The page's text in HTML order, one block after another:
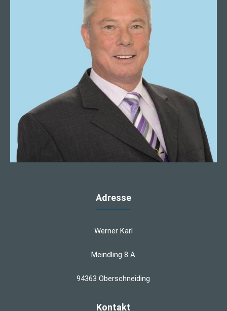
Adresse
Werner Karl
Meindling 8 A
94363 Oberschneiding
Kontakt